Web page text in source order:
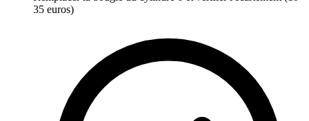
35 euros)